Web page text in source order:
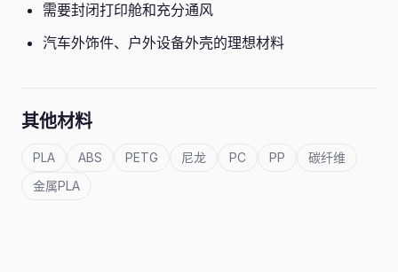
需要封闭打印舱和充分通风
汽车外饰件、户外设备外壳的理想材料
其他材料
PLA ABS PETG 尼龙 PC PP
碳纤维
金属PLA